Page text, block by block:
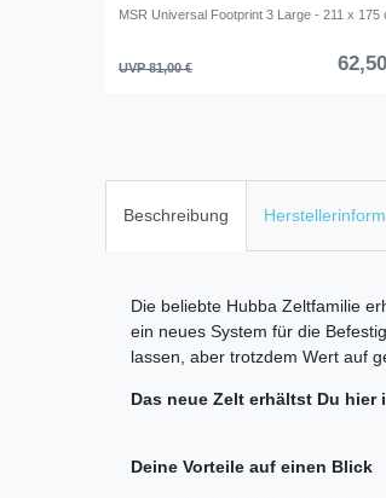
MSR Universal Footprint 3 Large - 211 x 175
UVP 81,00 €
Beschreibung
Die beliebte Hubba Zeltfamilie
ein neues System für die
lassen, aber trotzdem Wert auf
Das neue Zelt erhältst Du
Deine Vorteile auf einen Blick